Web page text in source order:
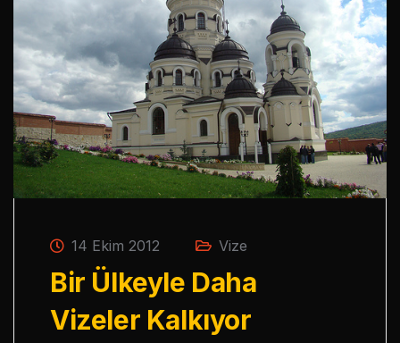
14 Ekim 2012 Vize
Bir Ülkeyle Daha
Vizeler Kalkıyor